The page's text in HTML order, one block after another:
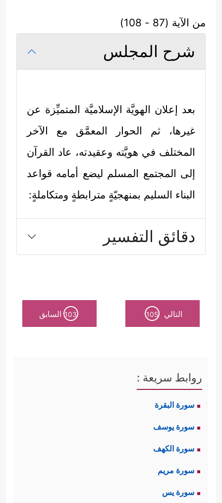
من الآية (87 - 108)
شرح المجلس
بعد إعلان الهويَّة الإسلاميَّة المتميِّزة عن
غيرها، ثم الحوار المعمَّق مع الآخر
المختلف في هويَّته وعقيدته، عاد القرآن
إلى المجتمع المسلم ليضع أمامه قواعد
البناء السليم بمنهجيّةٍ مترابطةٍ ومتكاملةٍ:
أولًا: مرجعيَّة التشريع
﴿وَأَطِیعُواْ ٱللَّهَ وَأَطِیعُواْ
لوحدة المجتمع نفسه، والاجتهاد لا يهدم
الوحدة وإن تنوّع؛ لأنه يبحث فيما دون
يحتمله النصُّ من المعاني، وهذا جمعٌ بين
ضمانةِ الوحدة ومرونةِ الفكر والاجتهاد.
ثانيًا: الهويَّة الجامعة
دقائق التفسير
التالي 105
103 السابق
روابط سريعة :
سورة البقرة
سورة يوسف
سورة الكهف
سورة مريم
سورة يس